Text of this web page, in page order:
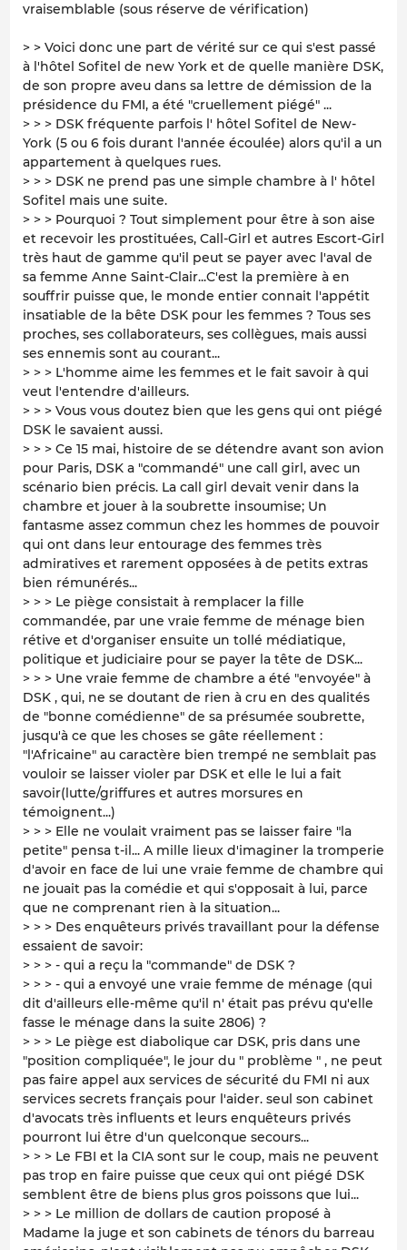
vraisemblable (sous réserve de vérification)
> > Voici donc une part de vérité sur ce qui s'est passé
à l'hôtel Sofitel de new York et de quelle manière DSK,
de son propre aveu dans sa lettre de démission de la
présidence du FMI, a été "cruellement piégé" ...
> > > DSK fréquente parfois l' hôtel Sofitel de New-
York (5 ou 6 fois durant l'année écoulée) alors qu'il a un
appartement à quelques rues.
> > > DSK ne prend pas une simple chambre à l' hôtel
Sofitel mais une suite.
> > > Pourquoi ? Tout simplement pour être à son aise
et recevoir les prostituées, Call-Girl et autres Escort-Girl
très haut de gamme qu'il peut se payer avec l'aval de
sa femme Anne Saint-Clair...C'est la première à en
souffrir puisse que, le monde entier connait l'appétit
insatiable de la bête DSK pour les femmes ? Tous ses
proches, ses collaborateurs, ses collègues, mais aussi
ses ennemis sont au courant...
> > > L'homme aime les femmes et le fait savoir à qui
veut l'entendre d'ailleurs.
> > > Vous vous doutez bien que les gens qui ont piégé
DSK le savaient aussi.
> > > Ce 15 mai, histoire de se détendre avant son avion
pour Paris, DSK a "commandé" une call girl, avec un
scénario bien précis. La call girl devait venir dans la
chambre et jouer à la soubrette insoumise; Un
fantasme assez commun chez les hommes de pouvoir
qui ont dans leur entourage des femmes très
admiratives et rarement opposées à de petits extras
bien rémunérés...
> > > Le piège consistait à remplacer la fille
commandée, par une vraie femme de ménage bien
rétive et d'organiser ensuite un tollé médiatique,
politique et judiciaire pour se payer la tête de DSK...
> > > Une vraie femme de chambre a été "envoyée" à
DSK , qui, ne se doutant de rien à cru en des qualités
de "bonne comédienne" de sa présumée soubrette,
jusqu'à ce que les choses se gâte réellement :
"l'Africaine" au caractère bien trempé ne semblait pas
vouloir se laisser violer par DSK et elle le lui a fait
savoir(lutte/griffures et autres morsures en
témoignent...)
> > > Elle ne voulait vraiment pas se laisser faire "la
petite" pensa t-il... A mille lieux d'imaginer la tromperie
d'avoir en face de lui une vraie femme de chambre qui
ne jouait pas la comédie et qui s'opposait à lui, parce
que ne comprenant rien à la situation...
> > > Des enquêteurs privés travaillant pour la défense
essaient de savoir:
> > > - qui a reçu la "commande" de DSK ?
> > > - qui a envoyé une vraie femme de ménage (qui
dit d'ailleurs elle-même qu'il n' était pas prévu qu'elle
fasse le ménage dans la suite 2806) ?
> > > Le piège est diabolique car DSK, pris dans une
"position compliquée", le jour du " problème " , ne peut
pas faire appel aux services de sécurité du FMI ni aux
services secrets français pour l'aider. seul son cabinet
d'avocats très influents et leurs enquêteurs privés
pourront lui être d'un quelconque secours...
> > > Le FBI et la CIA sont sur le coup, mais ne peuvent
pas trop en faire puisse que ceux qui ont piégé DSK
semblent être de biens plus gros poissons que lui...
> > > Le million de dollars de caution proposé à
Madame la juge et son cabinets de ténors du barreau